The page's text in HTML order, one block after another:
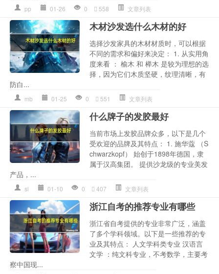
pp 01-26 0 558 文章列表
木材沙发选什么木材的好
选择沙发家具的木材材质时，可以根据
不同的需求和偏好来决定： 1. 从实用角
度来看 ： 榆木 和 榉木 是较为理想的选
择，因为它们木质坚硬，纹理清晰，有
防白...
mb 01-25 0 551 文章列表
什么牌子的发胶最好
当前市场上发胶品牌众多，以下是几个
受欢迎的品牌及其特点： 1. 施华蔻 （S
chwarzkopf） 始创于1898年德国，隶
属于汉高集团。 提供沙龙级的专业美发
产品，...
sl 01-10 0 407 文章列表
浙江自考的推荐专业有哪些
浙江省自考提供的专业非常广泛，涵盖
了多个学科领域。以下是一些推荐的专
业及其特点： 人文学科类专业 汉语言
文学 ：纯文科专业，不考数学，主要考
察中国现...